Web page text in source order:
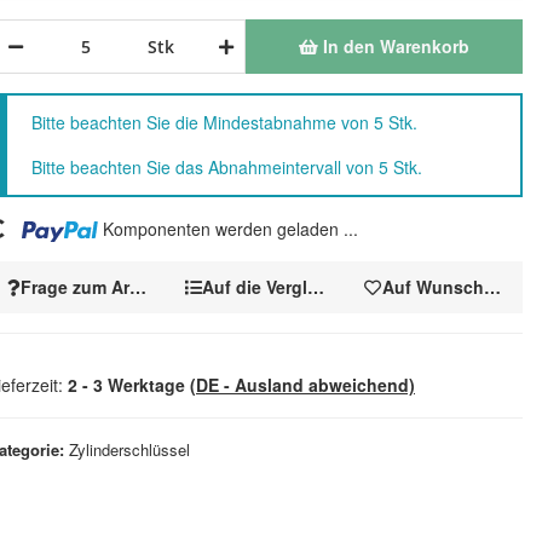
Zylinderschlüssel
Frage zum Artikel Auf die VergleichslisteAuf Wunschzettel
Stk In den Warenkorb
x
Bitte beachten Sie die Mindestabnahme von 5 Stk.
Bitte beachten Sie das Abnahmeintervall von 5 Stk.
Komponenten werden geladen ...
2 - 3 Werktage (DE - Ausland abweichend)